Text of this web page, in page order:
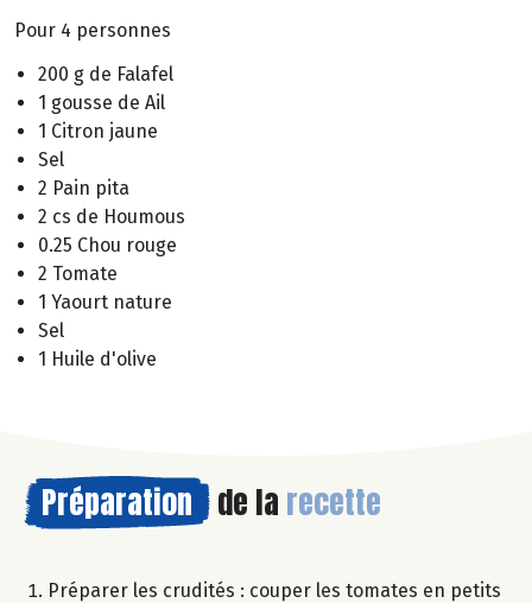
Pour 4 personnes
200 g de Falafel
1 gousse de Ail
1 Citron jaune
Sel
2 Pain pita
2 cs de Houmous
0.25 Chou rouge
2 Tomate
1 Yaourt nature
Sel
1 Huile d'olive
Préparation de la recette
Préparer les crudités : couper les tomates en petits